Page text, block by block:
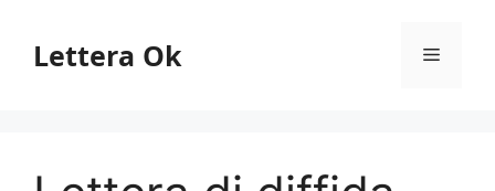
contenuto
Lettera Ok Menu